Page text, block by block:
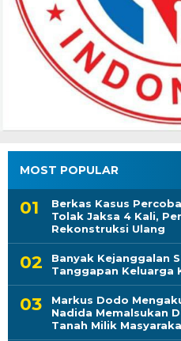
MOST POPULAR
Berkas Kasus
Tolak Jaksa 4 Kali,
Rekonstruksi Ulang
Banyak Kejanggalan
Tanggapan Keluarga
Markus Dodo
Nadida Memalsukan
Tanah Milik